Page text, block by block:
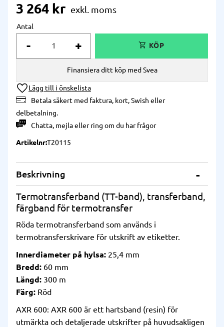
3 264 kr
Antal
+
-
Lägg till i önskelista
Betala säkert med faktura, kort, Swish eller
delbetalning.
Chatta, mejlaellerring om du har frågor
Finansiera ditt köp med Svea
ArtikelnrT20115
Beskrivning
Termotransferband (TT-band), transferband,
färgband för termotransfer
Röda termotransferband som används i
termotransferskrivare för utskrift av etiketter.
Innerdiameter på hylsa: 25,4 mm
Bredd: 60 mm
Längd: 300 m
Färg: Röd
AXR 600: AXR 600 är ett hartsband (resin) för
utmärkta och detaljerade utskrifter på huvudsakligen